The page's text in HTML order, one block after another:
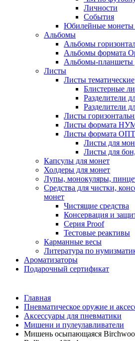
Личности
События
Юбилейные
Альбомы
Альбомы
Альбомы формата
Альбомы-планшеты
Листы
Листы тематические
Блистерные
Разделители
Разделители
Листы
Листы формата
Листы формата
Листы для
Листы для
Капсулы для монет
Холдеры для монет
Лупы, монокуляры,
Средства для чистки,
монет
Чистящие средства
Консервация и
Серия Proof
Тестовые реактивы
Карманные весы
Литература по
Ароматизаторы
Подарочный сертификат
Главная
Пневматическое оружие и
Аксессуары для пневматики
Мишени и пулеулавливатели
Мишень осыпающаяся